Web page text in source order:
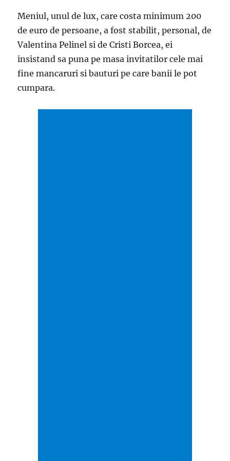
Meniul, unul de lux, care costa minimum 200
de euro de persoane, a fost stabilit, personal, de
Valentina Pelinel si de Cristi Borcea, ei
insistand sa puna pe masa invitatilor cele mai
fine mancaruri si bauturi pe care banii le pot
cumpara.